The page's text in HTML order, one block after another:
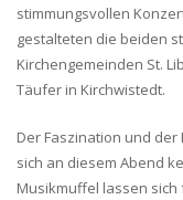
stimmungsvollen
gestalteten die beiden
Kirchengemeinden St.
Täufer in Kirchwistedt.
Der Faszination und
sich an diesem Abend
Musikmuffel lassen